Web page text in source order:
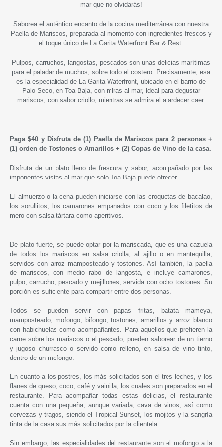
mar que no olvidarás!
Saborea el auténtico encanto de la cocina mediterránea con nuestra
Paella de Mariscos, preparada al momento con ingredientes frescos y
el toque único de La Garita Waterfront Bar & Rest.
Pulpos, carruchos, langostas, pescados son unas delicias marítimas
para el paladar de muchos, sobre todo el costero. Precisamente, esa
es la especialidad de La Garita Waterfront, ubicado en el barrio de
Palo Seco, en Toa Baja, con miras al mar, ideal para degustar
mariscos, con sabor criollo, mientras se admira el atardecer caer.
Paga$40 y Disfruta de(1) Paella de Mariscos para 2 personas +
(1) orden de Tostones o Amarillos + (2) Copas de Vino de la casa.
Disfruta de un plato lleno de frescura y sabor, acompañado por las
imponentes vistas al mar que solo Toa Baja puede ofrecer.
El almuerzo o la cena pueden iniciarse con las croquetas de bacalao,
los sorullitos, los camarones empanados con coco y los filetitos de
mero con salsa tártara como aperitivos.
De plato fuerte, se puede optar por la mariscada, que es una cazuela
de todos los mariscos en salsa criolla, al ajillo o en mantequilla,
servidos con arroz mamposteado y tostones. Así también, la paella
de mariscos, con medio rabo de langosta, e incluye camarones,
pulpo, carrucho, pescado y mejillones, servida con ocho tostones. Su
porción es suficiente para compartir entre dos personas.
Todos se pueden servir con papas fritas, batata mameya,
mamposteado, mofongo, bifongo, tostones, amarillos y arroz blanco
con habichuelas como acompañantes. Para aquellos que prefieren la
carne sobre los mariscos o el pescado, pueden saborear de un tierno
y jugoso churrasco o servido como relleno, en salsa de vino tinto,
dentro de un mofongo.
En cuanto a los postres, los más solicitados son el tres leches, y los
flanes de queso, coco, café y vainilla, los cuales son preparados en el
restaurante. Para acompañar todas estas delicias, el restaurante
cuenta con una pequeña, aunque variada, cava de vinos, así como
cervezas y tragos, siendo el Tropical Sunset, los mojitos y la sangría
tinta de la casa sus más solicitados por la clientela.
Sin embargo, las especialidades del restaurante son el mofongo a la